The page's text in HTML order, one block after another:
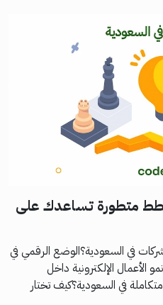
متطورة تساعدك على
في السعودية؟الوضع الرقمي في
الأعمال الإلكترونية داخل
في السعودية؟كيف تختار